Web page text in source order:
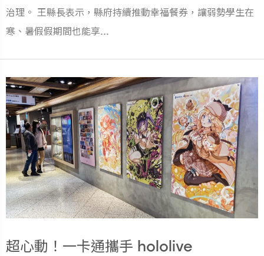
治理。 王縣長表示，縣府持續推動幸福餐券，讓弱勢學生在
寒、暑假假期間也能享...
超心動！一卡通攜手 hololive